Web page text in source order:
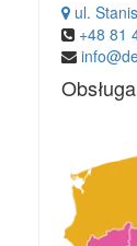
ul.
+48 81